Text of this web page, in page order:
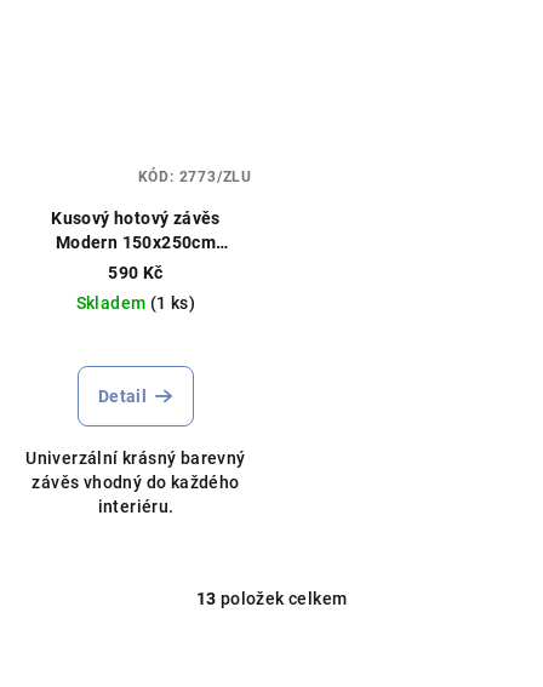
Kusový hotový závěs
Modern 150x250cm
zavěšení na kolečka /
590 Kč
Skladem (1 ks)
Detail
Univerzální krásný barevný
závěs vhodný do každého
interiéru.
KÓD: 2773/ZLU
O
13 položek celkem